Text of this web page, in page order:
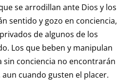
se arrodillan ante Dios y los
sentido y gozo en conciencia,
de algunos de los
Los que beben y manipulan
sin conciencia no encontrarán
cuando gusten el placer.